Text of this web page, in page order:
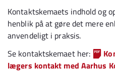
Kontaktskemaets indhold og
henblik på at gøre det mere
anvendeligt i praksis.
Se kontaktskemaet her:
lægers kontakt med Aarhus